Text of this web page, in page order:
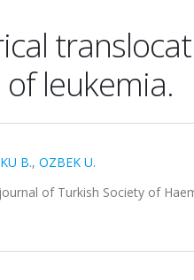
leukemia.
B., OZBEK U.
of Turkish Society of